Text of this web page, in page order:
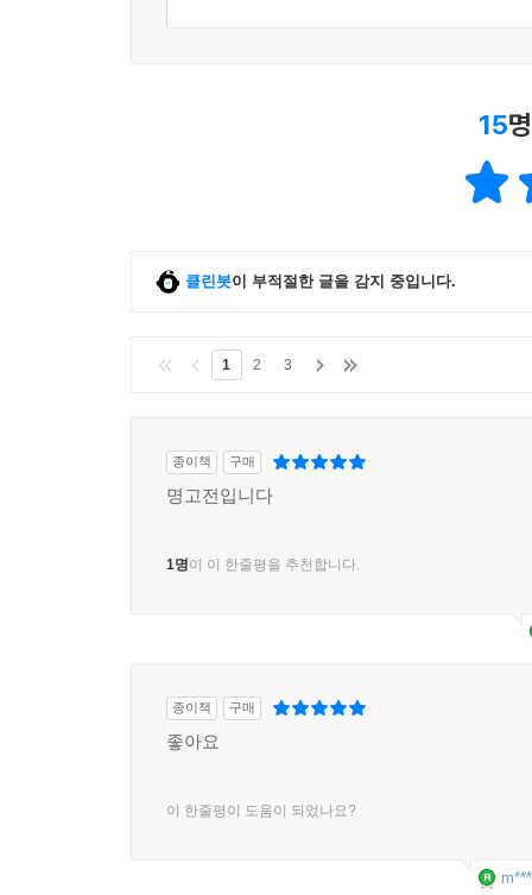
이야기는 시작에서 끝을 향해 직선적으로 나아
작품의 구조 전체가 ‘캐치-22’적이라고 할 수 있
끝에 이르러서야 비로소 기괴한 비극성을 드러
고안했다. 이러한 혼란은 모든 파편이 하나의
15
클린봇이 부적절한 글을 감지 중입니다.
1 2 3
종이책 구매
명고전입니다
1명이 이 한줄평을 추천합니다.
종이책 구매
좋아요
이 한줄평이 도움이 되었나요?